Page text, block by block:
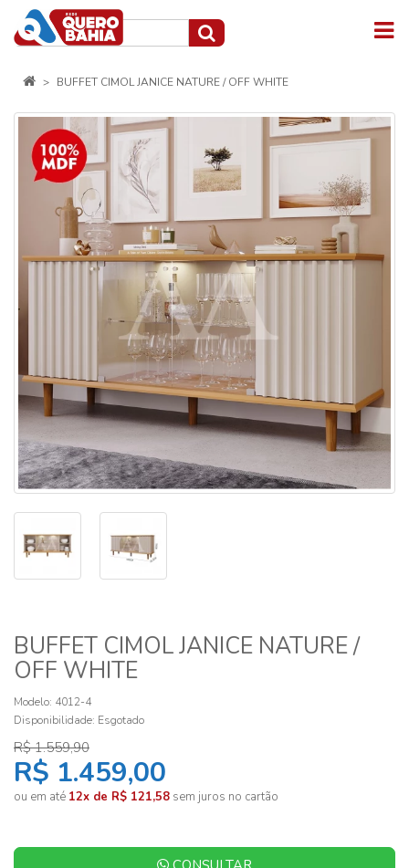
BUFFET CIMOL JANICE NATURE / OFF WHITE
BUFFET CIMOL JANICE NATURE /
OFF WHITE
Modelo: 4012-4
Disponibilidade: Esgotado
R$ 1.559,90
R$ 1.459,00
ou em até 12x de R$ 121,58 sem juros no cartão